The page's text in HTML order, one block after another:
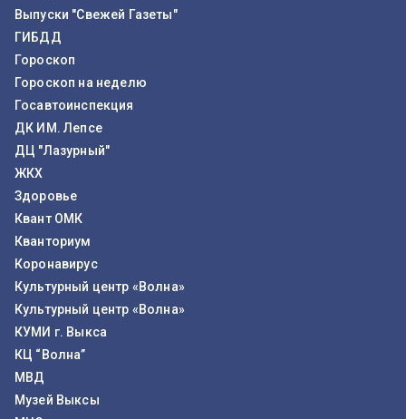
Выпуски "Свежей Газеты"
ГИБДД
Гороскоп
Гороскоп на неделю
Госавтоинспекция
ДК ИМ. Лепсе
ДЦ "Лазурный"
ЖКХ
Здоровье
Квант ОМК
Кванториум
Коронавирус
Культурный центр «Волна»
Культурный центр «Волна»
КУМИ г. Выкса
КЦ “Волна”
МВД
Музей Выксы